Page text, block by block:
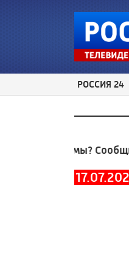
РОССИЯ 24
проблемы?